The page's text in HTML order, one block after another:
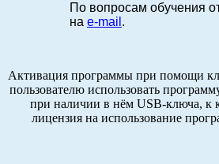
По вопросам обучения
на e-mail .
Активация программы при помощи
пользователю использовать
при наличии в нём USB-ключа, к
лицензия на использование